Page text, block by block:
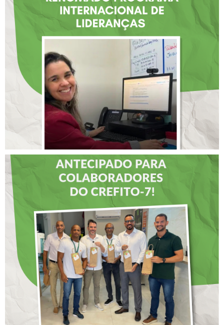
FISIOTERAPEUTA COM
ATUAÇÃO NA BAHIA É
SELECIONADA EM
RENOMADO PROGRAMA
INTERNACIONAL DE
LIDERANÇAS
DIA DOS PAIS É
ANTECIPADO PARA
COLABORADORES DO
CREFITO-7